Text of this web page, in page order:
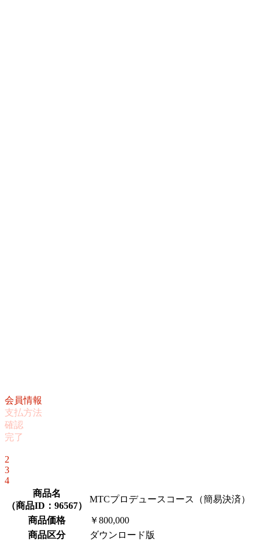
会員情報
支払方法
確認
完了
2
3
4
商品名
（商品ID：96567）
MTCプロデュースコース（簡易決済）
商品価格
￥800,000
商品区分
ダウンロード版